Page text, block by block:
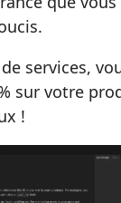
services,
sur votre
!